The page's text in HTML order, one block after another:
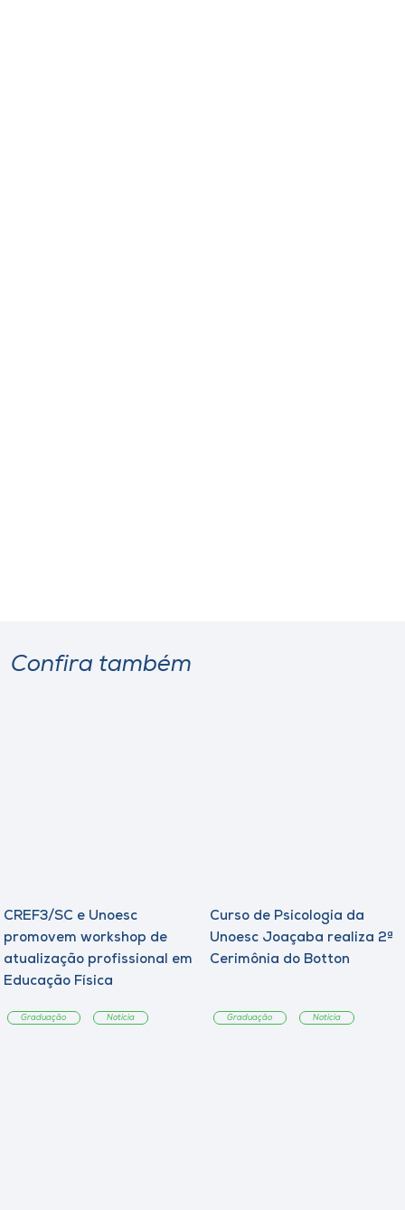
Confira também
CREF3/SC e Unoesc
promovem workshop de
atualização profissional em
Educação Física
Graduação Notícia
Curso de Psicologia da
Unoesc Joaçaba realiza 2ª
Cerimônia do Botton
Graduação Notícia